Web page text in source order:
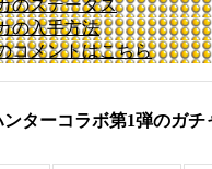
のステータス
の入手方法
コメントはこちら
ターコラボ第1弾のガチ